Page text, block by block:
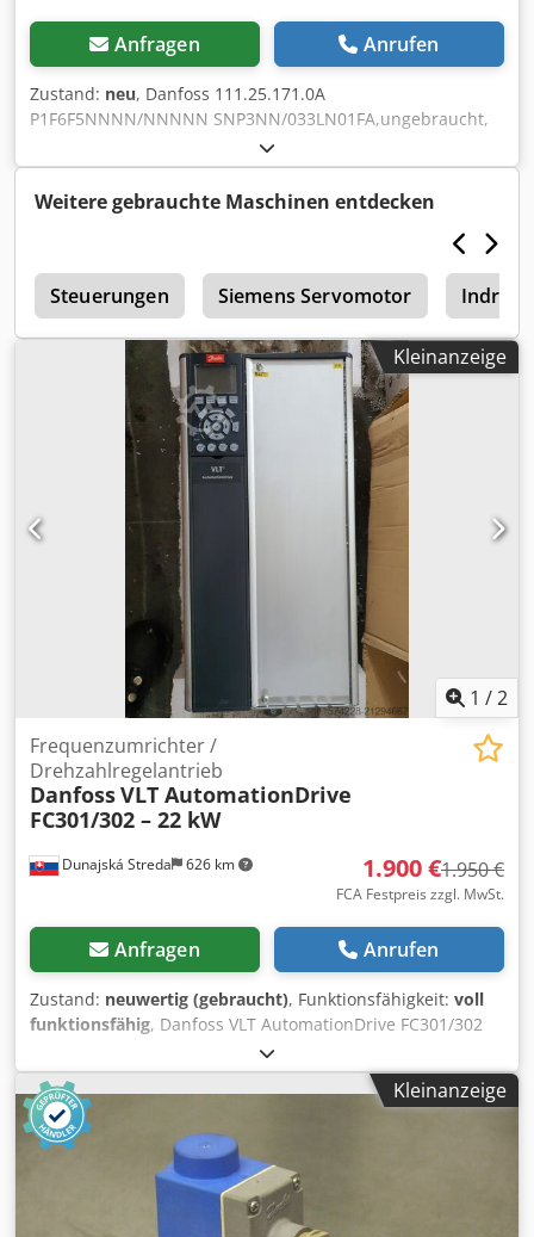
Anfragen Anrufen
Zustand: neu, Danfoss 111.25.171.0A
P1F6F5NNNN/NNNNN SNP3NN/033LN01FA,ungebraucht,
100% funktionsfähig, Lieferumfang gem. Fotos Crjdpfxszh
Sbye Ak Hjf
Weitere gebrauchte Maschinen entdecken
Steuerungen Siemens Servomotor
Kleinanzeige
1 /2
Dunajská Streda 626 km
Frequenzumrichter /
Drehzahlregelantrieb
DanfossVLT AutomationDrive
FC301/302 – 22 kW
1.900 €1.950 €
FCA Festpreis zzgl. MwSt.
Anfragen Anrufen
Zustand: neuwertig (gebraucht), Funktionsfähigkeit: voll
funktionsfähig, Danfoss VLT AutomationDrive FC301/302
Frequenzumrichter für 22 kW Motor. Das Gerät ist
unbenutzt (Altbestand), gelagert unter trockenen
Lagerbedingungen. Hersteller: Danfoss Modell: VLT
AutomationDrive FC301/302 Motorleistung: 22 kW Zustand:
Neu – nie in Betrieb genommen Csdsyl Nwnepfx Ak Hjrf
Mit Bedieneinheit (LCP) Schwere Industriebaureihe
Geeignet für Pumpen, Ventilatoren, Extruder, Pressen,
Prozesslinien Sofort ab Lager verfügbar.
Kleinanzeige